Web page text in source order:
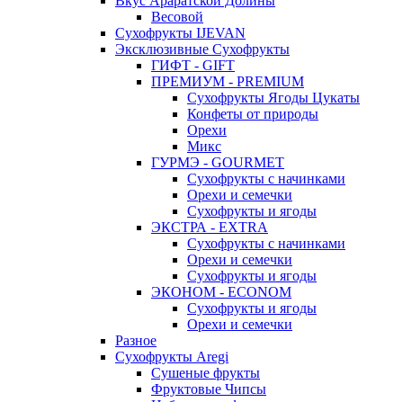
Весовой
Сухофрукты IJEVAN
Эксклюзивные Сухофрукты
ГИФТ - GIFT
ПРЕМИУМ - PREMIUM
Сухофрукты Ягоды Цукаты
Конфеты от природы
Орехи
Микс
ГУРМЭ - GOURMET
Сухофрукты с начинками
Орехи и семечки
Сухофрукты и ягоды
ЭКСТРА - EXTRA
Сухофрукты с начинками
Орехи и семечки
Сухофрукты и ягоды
ЭКОНОМ - ECONOM
Сухофрукты и ягоды
Орехи и семечки
Разное
Сухофрукты Aregi
Сушеные фрукты
Фруктовые Чипсы